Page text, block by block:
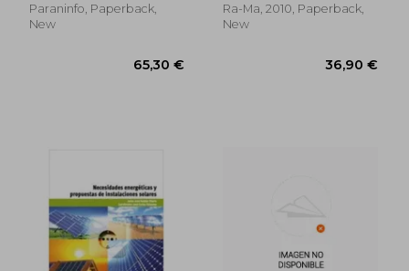
Paraninfo, Paperback,
New
Ra-Ma, 2010, Paperback,
New